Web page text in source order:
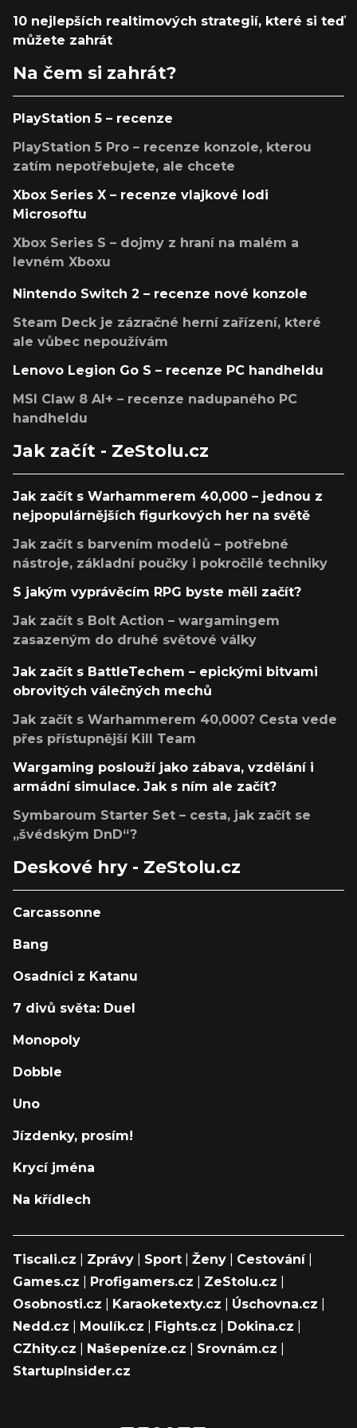
10 nejlepších realtimových strategií, které si teď
můžete zahrát
Na čem si zahrát?
PlayStation 5 – recenze
PlayStation 5 Pro – recenze konzole, kterou
zatím nepotřebujete, ale chcete
Xbox Series X – recenze vlajkové lodi
Microsoftu
Xbox Series S – dojmy z hraní na malém a
levném Xboxu
Nintendo Switch 2 – recenze nové konzole
Steam Deck je zázračné herní zařízení, které
ale vůbec nepoužívám
Lenovo Legion Go S – recenze PC handheldu
MSI Claw 8 AI+ – recenze nadupaného PC
handheldu
Jak začít - ZeStolu.cz
Jak začít s Warhammerem 40,000 – jednou z
nejpopulárnějších figurkových her na světě
Jak začít s barvením modelů – potřebné
nástroje, základní poučky i pokročilé techniky
S jakým vyprávěcím RPG byste měli začít?
Jak začít s Bolt Action – wargamingem
zasazeným do druhé světové války
Jak začít s BattleTechem – epickými bitvami
obrovitých válečných mechů
Jak začít s Warhammerem 40,000? Cesta vede
přes přístupnější Kill Team
Wargaming poslouží jako zábava, vzdělání i
armádní simulace. Jak s ním ale začít?
Symbaroum Starter Set – cesta, jak začít se
„švédským DnD“?
Deskové hry - ZeStolu.cz
Carcassonne
Bang
Osadníci z Katanu
7 divů světa: Duel
Monopoly
Dobble
Uno
Jízdenky, prosím!
Krycí jména
Na křídlech
Tiscali.cz Zprávy Sport Ženy Cestování|
Games.cz
Profigamers.cz ZeStolu.cz
Osobnosti.cz
Karaoketexty.cz Úschovna.cz
Nedd.cz
Moulík.cz Fights.cz Dokina.cz
CZhity.cz
Našepeníze.cz Srovnám.cz
StartupInsider.cz